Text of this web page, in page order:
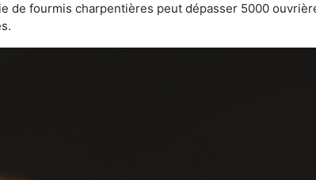
de fourmis charpentières peut dépasser 5000